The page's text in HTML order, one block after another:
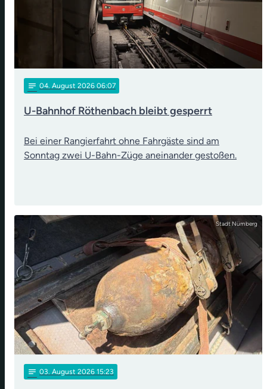
notes 04. August 2026 06:07
U-Bahnhof Röthenbach bleibt gesperrt
Bei einer Rangierfahrt ohne Fahrgäste sind am
Sonntag zwei U-Bahn-Züge aneinander gestoßen.
Stadt Nürnberg
notes 03 . August 2026 15:23